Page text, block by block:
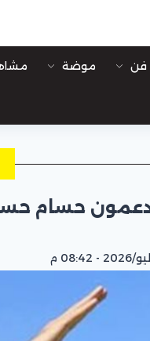
فن موضة
يدعمون حسام